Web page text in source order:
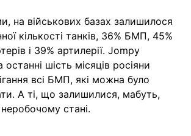
на військових базах залишилося
кількості танків, 36% БМП, 45%
і 39% артилерії. Jompy
шість місяців росіяни
всі БМП, які можна було
А ті, що залишилися, мабуть,
стані.